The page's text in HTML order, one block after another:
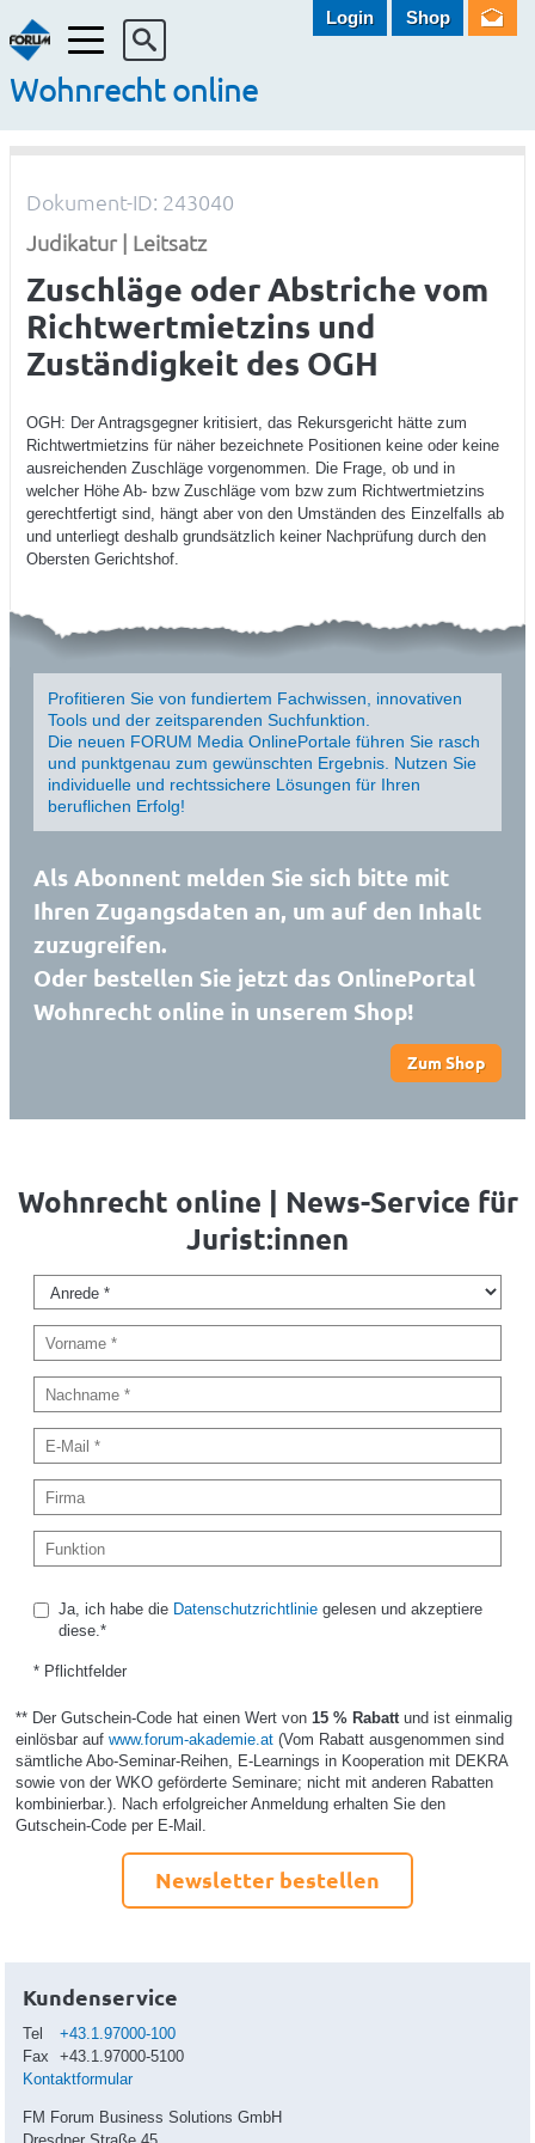
Menü
Wohnrecht online
Login Shop
Dokument-ID: 243040
Judikatur | Leitsatz
Zuschläge oder Abstriche vom
Richtwertmietzins und
Zuständigkeit des OGH
OGH: Der Antragsgegner kritisiert, das Rekursgericht hätte zum
Richtwertmietzins für näher bezeichnete Positionen keine oder keine
ausreichenden Zuschläge vorgenommen. Die Frage, ob und in
welcher Höhe Ab- bzw Zuschläge vom bzw zum Richtwertmietzins
gerechtfertigt sind, hängt aber von den Umständen des Einzelfalls ab
und unterliegt deshalb grundsätzlich keiner Nachprüfung durch den
Obersten Gerichtshof.
Profitieren Sie von fundiertem Fachwissen, innovativen
Tools und der zeitsparenden Suchfunktion.
Die neuen FORUM Media OnlinePortale führen Sie rasch
und punktgenau zum gewünschten Ergebnis. Nutzen Sie
individuelle und rechtssichere Lösungen für Ihren
beruflichen Erfolg!
Als Abonnent melden Sie sich bitte mit
Ihren Zugangsdaten an, um auf den Inhalt
zuzugreifen.
Oder bestellen Sie jetzt das OnlinePortal
Wohnrecht online in unserem Shop!
Zum Shop
Wohnrecht online | News-Service für
Jurist:innen
Ja, ich habe die Datenschutzrichtliniegelesen und akzeptiere
diese.*
* Pflichtfelder
** Der Gutschein-Code hat einen Wert von 15 % Rabatt und ist einmalig
einlösbar auf www.forum-akademie.at(Vom Rabatt ausgenommen sind
sämtliche Abo-Seminar-Reihen, E-Learnings in Kooperation mit DEKRA
sowie von der WKO geförderte Seminare; nicht mit anderen Rabatten
kombinierbar.). Nach erfolgreicher Anmeldung erhalten Sie den
Gutschein-Code per E-Mail.
Newsletter bestellen
Kundenservice
Tel
+43.1.97000-100
Fax
+43.1.97000-5100
Kontaktformular
FM Forum Business Solutions GmbH